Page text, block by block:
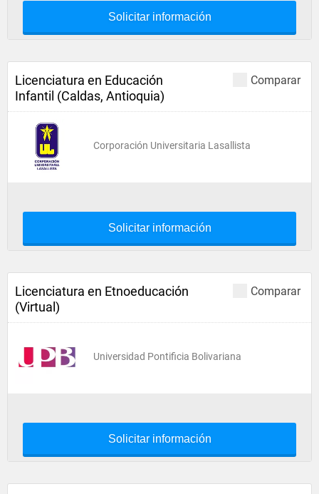
Solicitar información
Comparar
Licenciatura en Educación
Infantil (Caldas, Antioquia)
Corporación Universitaria Lasallista
Solicitar información
Comparar
Licenciatura en Etnoeducación
(Virtual)
Universidad Pontificia Bolivariana
Solicitar información